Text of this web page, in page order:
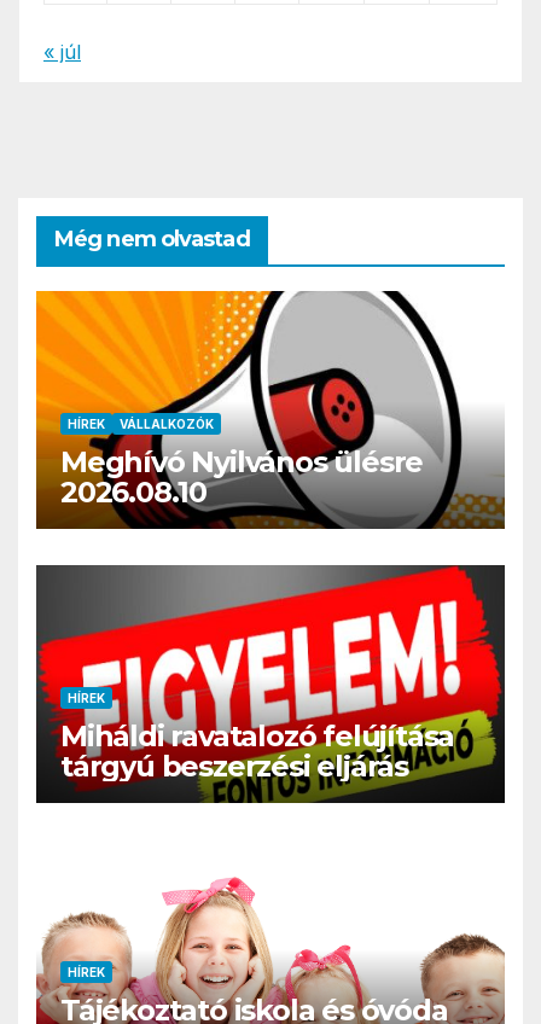
« júl
Még nem olvastad
HÍREK VÁLLALKOZÓK
Meghívó Nyilvános ülésre
2026.08.10
HÍREK
Miháldi ravatalozó felújítása
tárgyú beszerzési eljárás
HÍREK
Tájékoztató iskola és óvóda